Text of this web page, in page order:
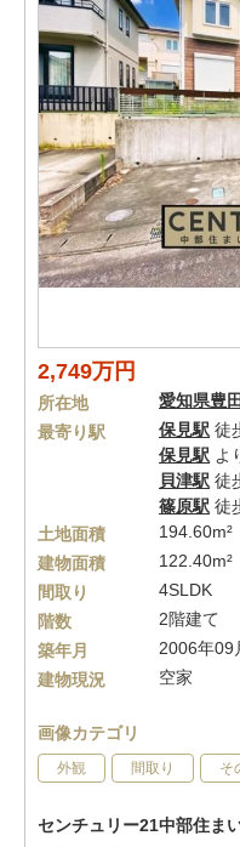
2,749万円
所在地 愛知県豊
最寄り駅
保見駅 徒
保見駅 よ
貝津駅 徒
篠原駅 徒
土地面積
194.60m²
建物面積
122.40m²
間取り
4SLDK
階数
2階建て
築年月
2006年09
建物現況
空家
画像カテゴリ
外観 間取り そ
センチュリー21中部住ま